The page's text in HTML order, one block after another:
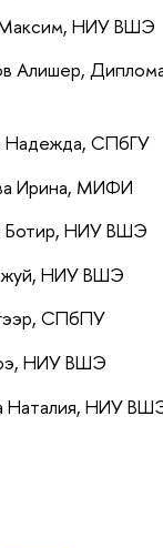
НИУ ВШЭ
Алишер,
Надежда, СПбГУ
Ирина, МИФИ
Ботир, НИУ ВШЭ
НИУ ВШЭ
СПбПУ
НИУ ВШЭ
Наталия, НИУ